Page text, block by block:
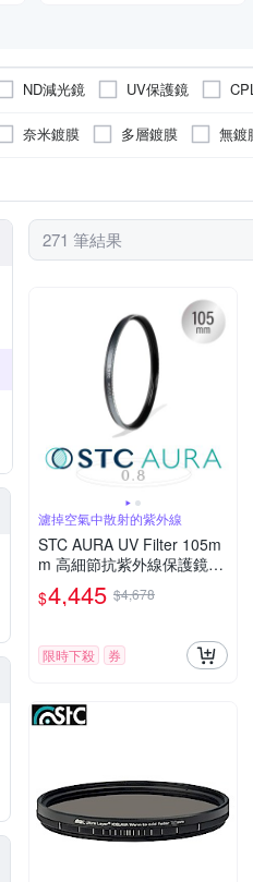
ND減光鏡 UV保護鏡
奈米鍍膜 多層鍍膜 無鍍
271 筆結果
濾掉空氣中散射的紫外線
STC AURA UV Filter 105m
m 高細節抗紫外線保護鏡
(公司貨)
$4,445 $4,678
限時下殺 券